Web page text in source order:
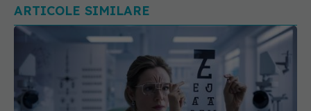
ARTICOLE SIMILARE